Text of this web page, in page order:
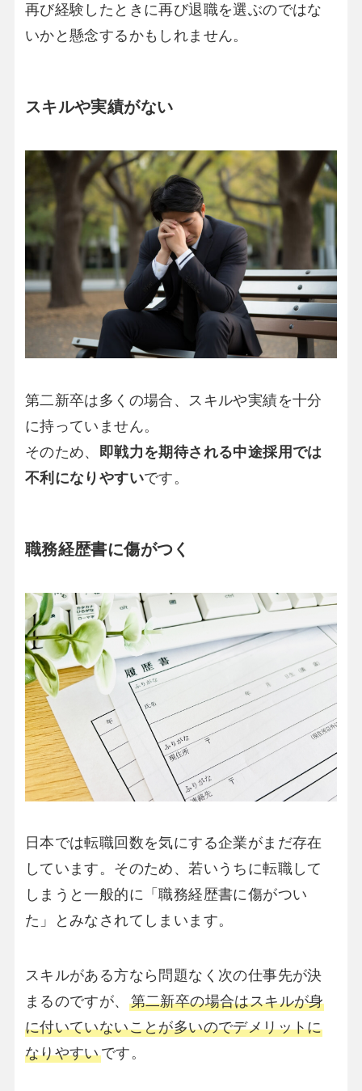
再び経験したときに再び退職を選ぶのではな
いかと懸念するかもしれません。
スキルや実績がない
第二新卒は多くの場合、スキルや実績を十分
に持っていません。
そのため、 即戦力を期待される中途採用では
不利になりやすいです。
職務経歴書に傷がつく
日本では転職回数を気にする企業がまだ存在
しています。そのため、若いうちに転職して
しまうと一般的に「職務経歴書に傷がつい
た」とみなされてしまいます。
スキルがある方なら問題なく次の仕事先が決
まるのですが、 第二新卒の場合はスキルが身
に付いていないことが多いのでデメリットに
なりやすいです。